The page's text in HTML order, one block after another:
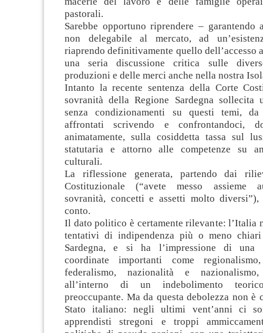
pastorali.
Sarebbe opportuno riprendere –
non delegabile al mercato, ad
riaprendo definitivamente quello dell’accesso
una seria discussione critica sulle
produzioni e delle merci anche nella nostra
Intanto la recente sentenza della Corte
sovranità della Regione Sardegna sollecita
senza condizionamenti su questi temi,
affrontati scrivendo e confrontandoci,
animatamente, sulla cosiddetta tassa sul
statutaria e attorno alle competenze su
culturali.
La riflessione generata, partendo dai
Costituzionale (“avete messo assieme
sovranità, concetti e assetti molto
conto.
Il dato politico è certamente rilevante: l’Italia
tentativi di indipendenza più o meno
Sardegna, e si ha l’impressione di una
coordinate importanti come regionalismo,
federalismo, nazionalità e nazionalismo,
all’interno di un indebolimento
preoccupante. Ma da questa debolezza non è
Stato italiano: negli ultimi vent’anni ci
apprendisti stregoni e troppi